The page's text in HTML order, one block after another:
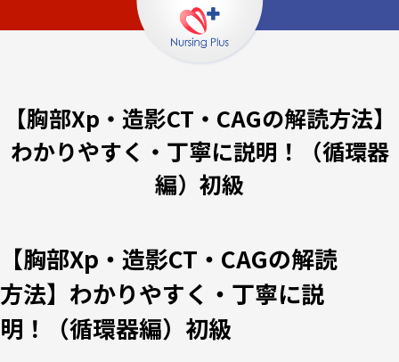
【胸部Xp・造影CT・CAGの解読方法】
わかりやすく・丁寧に説明！（循環器
編）初級
【胸部Xp・造影CT・CAGの解読
方法】わかりやすく・丁寧に説
明！（循環器編）初級